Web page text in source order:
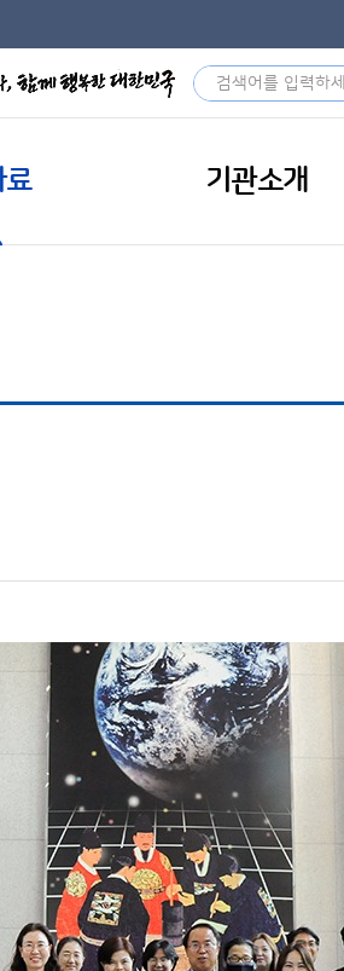
료 기관소개